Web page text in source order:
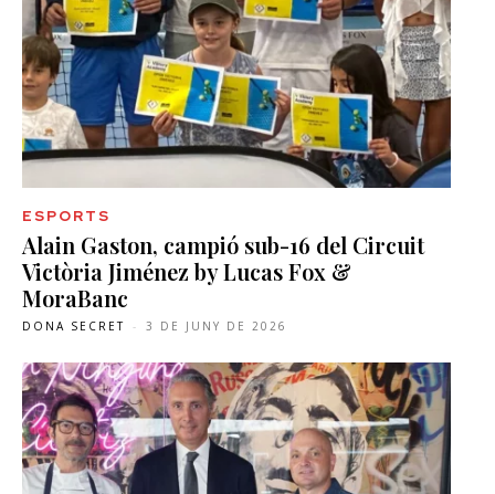
ESPORTS
Alain Gaston, campió sub-16 del Circuit
Victòria Jiménez by Lucas Fox &
MoraBanc
DONA SECRET - 3 DE JUNY DE 2026